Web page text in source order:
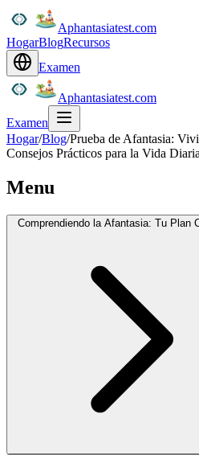
Aphantasiatest.com
HogarBlogRecursos
Examen
Aphantasiatest.com
Examen
Hogar/Blog/Prueba de Afantasia:
Consejos Prácticos para la Vida Diaria
Menu
Comprendiendo la Afantasia: Tu Plan